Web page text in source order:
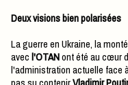
Deux visions bien polarisées
La guerre en Ukraine, la
avecl'OTANont été au cœur
l'administration actuelle face